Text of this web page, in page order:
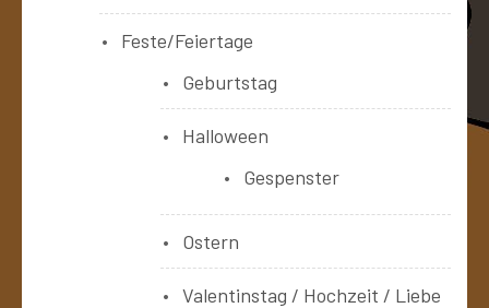
Feste/Feiertage
Geburtstag
Halloween
Gespenster
Ostern
Valentinstag / Hochzeit / Liebe